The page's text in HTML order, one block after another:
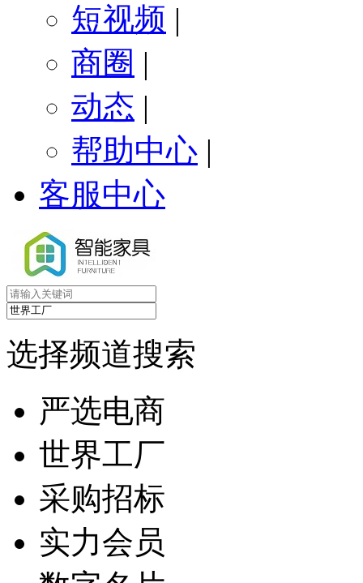
短视频 |
商圈 |
动态 |
帮助中心 |
客服中心
选择频道搜索
严选电商
世界工厂
采购招标
实力会员